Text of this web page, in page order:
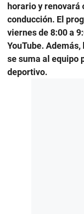
horario y renovará
conducción. El
viernes de 8:00 a
YouTube.
se suma al equipo
deportivo.